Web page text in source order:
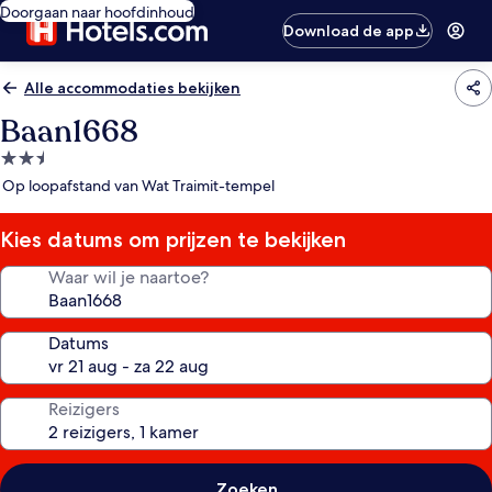
Doorgaan naar hoofdinhoud
Download de app
Alle accommodaties bekijken
Baan1668
2.5-
sterrenaccommodatie
Op loopafstand van Wat Traimit-tempel
Kies datums om prijzen te bekijken
Waar wil je naartoe?
Datums
Reizigers